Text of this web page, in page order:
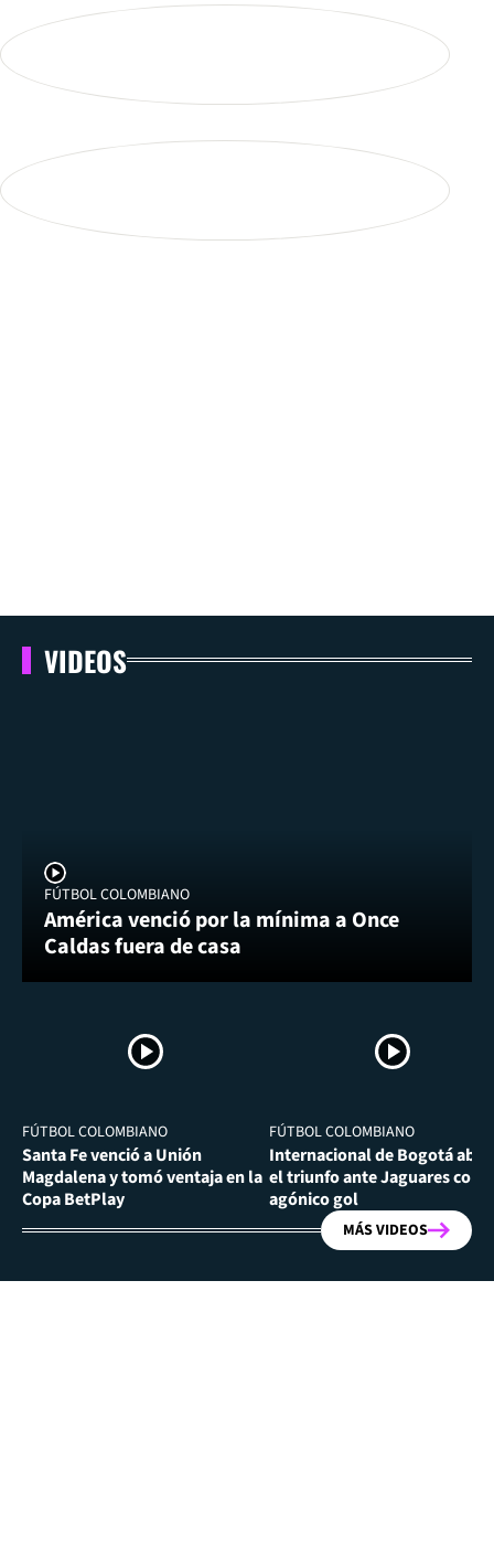
VIDEOS
FÚTBOL COLOMBIANO
América venció por la mínima a Once
Caldas fuera de casa
FÚTBOL COLOMBIANO
Santa Fe venció a Unión
Magdalena y tomó ventaja en la
Copa BetPlay
FÚTBOL COLOMBIANO
Internacional de Bogotá
el triunfo ante Jaguares con
agónico gol
MÁS VIDEOS